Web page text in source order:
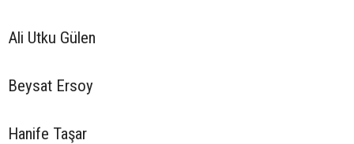
Ali Utku Gülen
Beysat Ersoy
Hanife Taşar